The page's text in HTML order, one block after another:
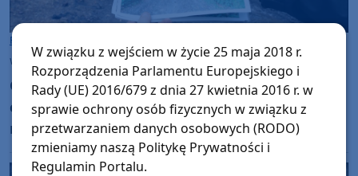
Powiat Człuchowski
wtorek, 23 czerwca 2026, 11:06
Gmina Rzeczenica nałożyła na powiat
człuchowski 1 mln 200 tys. zł kary za
nielegalną wycinkę i nadmierną przycinkę
drzew w Grodzisku
W związku z wejściem w życie 25 maja 2018 r.
Rozporządzenia Parlamentu Europejskiego i
Rady (UE) 2016/679 z dnia 27 kwietnia 2016 r. w
sprawie ochrony osób fizycznych w związku z
przetwarzaniem danych osobowych (RODO)
zmieniamy naszą Politykę Prywatności i
Regulamin Portalu.